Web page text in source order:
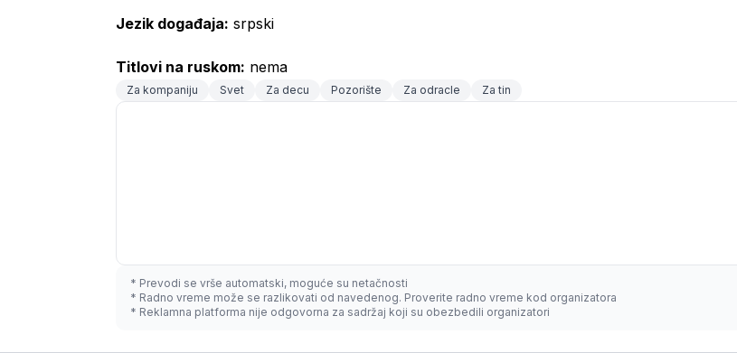
Jezik događaja: srpski
Titlovi na ruskom: nema
Za kompaniju Svet Za decu Pozorište Za odracle Za tin
* Prevodi se vrše automatski, moguće su netačnosti
* Radno vreme može se razlikovati od navedenog. Proverite radno vreme kod organizatora
* Reklamna platforma nije odgovorna za sadržaj koji su obezbedili organizatori